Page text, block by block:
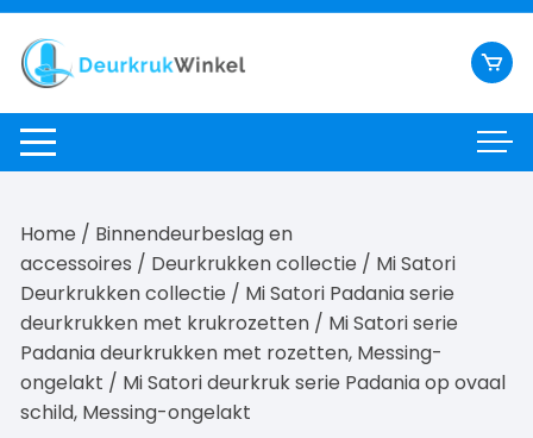
Ga
naar
inhoud
Home / Binnendeurbeslag en
accessoires / Deurkrukken collectie / Mi Satori
Deurkrukken collectie / Mi Satori Padania serie
deurkrukken met krukrozetten / Mi Satori serie
Padania deurkrukken met rozetten, Messing-
ongelakt / Mi Satori deurkruk serie Padania op ovaal
schild, Messing-ongelakt